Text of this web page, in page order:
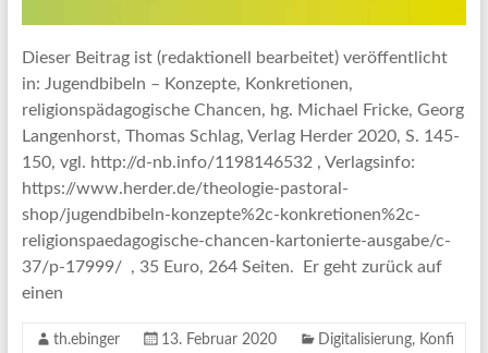
Dieser Beitrag ist (redaktionell bearbeitet) veröffentlicht
in: Jugendbibeln – Konzepte, Konkretionen,
religionspädagogische Chancen, hg. Michael Fricke, Georg
Langenhorst, Thomas Schlag, Verlag Herder 2020, S. 145-
150, vgl. http://d-nb.info/1198146532 , Verlagsinfo:
https://www.herder.de/theologie-pastoral-
shop/jugendbibeln-konzepte%2c-konkretionen%2c-
religionspaedagogische-chancen-kartonierte-ausgabe/c-
37/p-17999/ , 35 Euro, 264 Seiten. Er geht zurück auf
einen
th.ebinger 13. Februar 2020 Digitalisierung, Konfi